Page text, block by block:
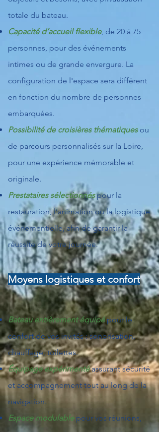
totale du bateau.
Capacité d’accueil flexible, de 20 à 75
personnes, pour des événements
intimes ou de grande envergure. La
configuration de l'espace sera différent
en fonction du nombre de personnes
embarquées.
Possibilité de croisières thématiquesou
de parcours personnalisés sur la Loire,
pour une expérience mémorable et
originale.
Prestataires sélectionnés pour la
restauration, l’animation ou la logistique
événementielle, afin de garantir la
réussite de votre journée.
Moyens logistiques et confort
Bateau entièrement équipépour le
confort de vos invités : sonorisation,
chauffage, toilettes.
Équipage expérimenté assurant sécurité
et accompagnement tout au long de la
navigation.
Espace modulable pour vos réunions,